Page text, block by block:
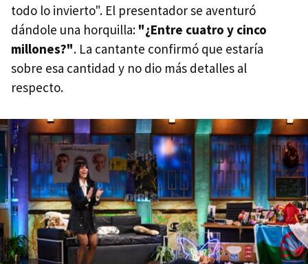
todo lo invierto". El presentador se aventuró
dándole una horquilla: "¿Entre cuatro y cinco
millones?". La cantante confirmó que estaría
sobre esa cantidad y no dio más detalles al
respecto.